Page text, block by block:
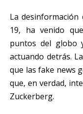
La desinformación
19, ha venido
puntos del globo
actuando detrás.
que las fake news
que, en verdad,
Zuckerberg.